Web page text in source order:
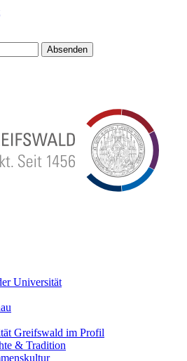
Absenden
Universität
Greifswald im Profil
& Tradition